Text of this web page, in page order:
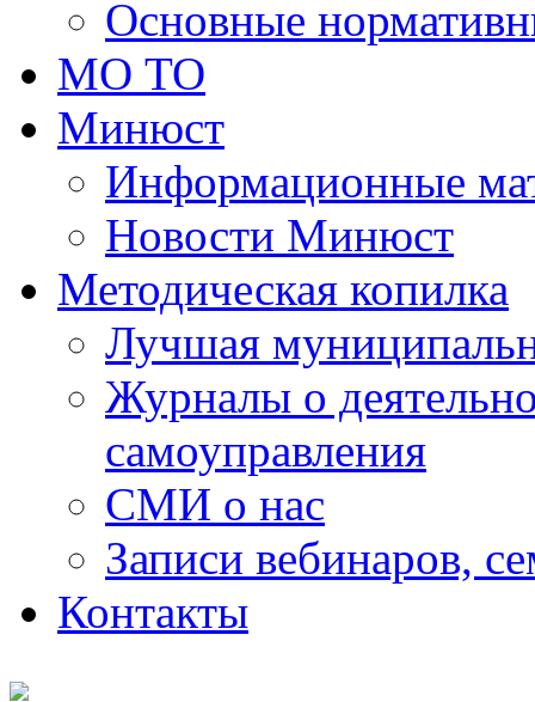
Основные
МО ТО
Минюст
Информационные
Новости Минюст
Методическая копилка
Лучшая
Журналы о
самоуправления
СМИ о нас
Записи вебинаров,
Контакты